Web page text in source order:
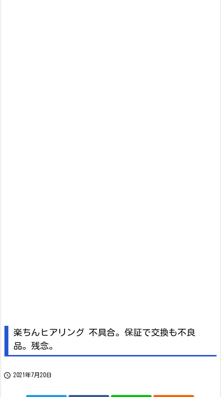
楽ちんヒアリング 不具合。保証で交換も不良
品。残念。
 2021年7月20日